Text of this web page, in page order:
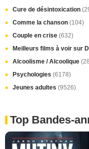
Cure de désintoxication
Comme la chanson (104)
Couple en crise (632)
Meilleurs films à voir sur
Alcoolisme / Alcoolique
Psychologies (6178)
Jeunes adultes (9526)
Top Bandes-